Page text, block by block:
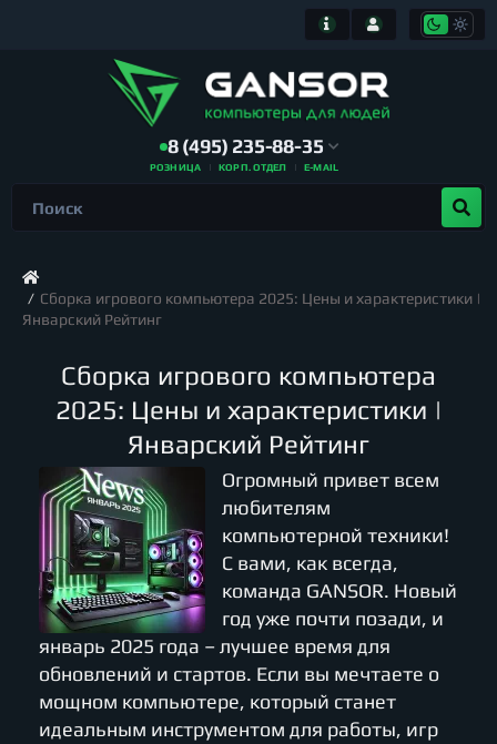
8 (495) 235-88-35
РОЗНИЦА КОРП. ОТДЕЛ E-MAIL
Сборка игрового компьютера 2025: Цены и характеристики |
Январский Рейтинг
Сборка игрового компьютера
2025: Цены и характеристики |
Январский Рейтинг
Огромный привет всем
любителям
компьютерной техники!
С вами, как всегда,
команда GANSOR. Новый
год уже почти позади, и
январь 2025 года – лучшее время для
обновлений и стартов. Если вы мечтаете о
мощном компьютере, который станет
идеальным инструментом для работы, игр